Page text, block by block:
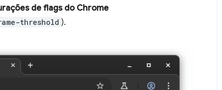
de flags do Chrome
threshold ).